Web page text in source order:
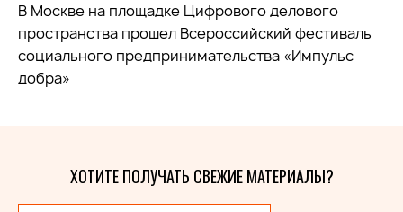
В Москве на площадке Цифрового делового
пространства прошел Всероссийский фестиваль
социального предпринимательства «Импульс
добра»
ХОТИТЕ ПОЛУЧАТЬ СВЕЖИЕ МАТЕРИАЛЫ?